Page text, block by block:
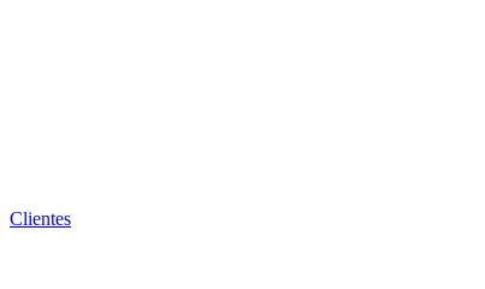
Clientes